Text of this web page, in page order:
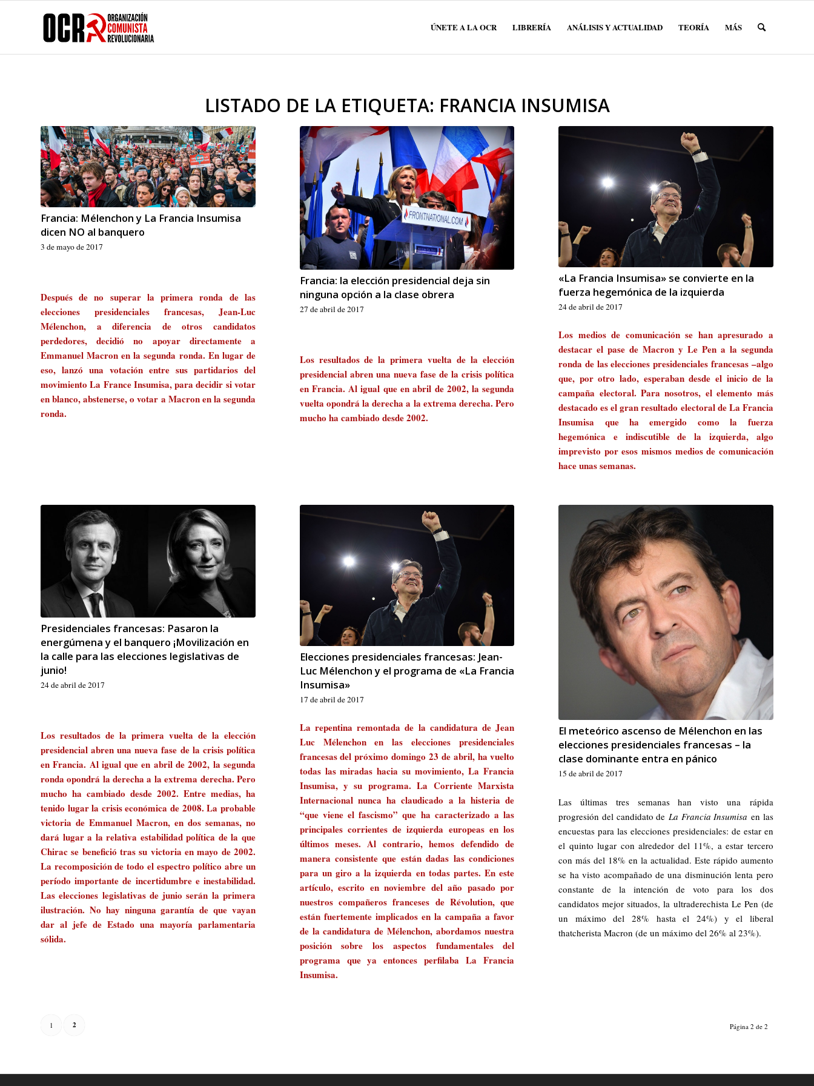
ÚNETE A LA OCR LIBRERÍA ANÁLISIS Y ACTUALIDAD TEORÍA MÁS
LISTADO DE LA ETIQUETA: FRANCIA INSUMISA
Francia: Mélenchon y La Francia Insumisa
dicen NO al banquero
3 de mayo de 2017
Después de no superar la primera ronda de las
elecciones presidenciales francesas, Jean-Luc
Mélenchon, a diferencia de otros candidatos
perdedores, decidió no apoyar directamente a
Emmanuel Macron en la segunda ronda. En lugar de
eso, lanzó una votación entre sus partidarios del
movimiento La France Insumisa, para decidir si votar
en blanco, abstenerse, o votar a Macron en la segunda
ronda.
Francia: la elección presidencial deja sin
ninguna opción a la clase obrera
27 de abril de 2017
Los resultados de la primera vuelta de la elección
presidencial abren una nueva fase de la crisis política
en Francia. Al igual que en abril de 2002, la segunda
vuelta opondrá la derecha a la extrema derecha. Pero
mucho ha cambiado desde 2002.
«La Francia Insumisa» se convierte en la
fuerza hegemónica de la izquierda
24 de abril de 2017
Los medios de comunicación se han apresurado a
destacar el pase de Macron y Le Pen a la segunda
ronda de las elecciones presidenciales francesas –algo
que, por otro lado, esperaban desde el inicio de la
campaña electoral. Para nosotros, el elemento más
destacado es el gran resultado electoral de La Francia
Insumisa que ha emergido como la fuerza
hegemónica e indiscutible de la izquierda, algo
imprevisto por esos mismos medios de comunicación
hace unas semanas.
Presidenciales francesas: Pasaron la
energúmena y el banquero ¡Movilización en
la calle para las elecciones legislativas de
junio!
24 de abril de 2017
Los resultados de la primera vuelta de la elección
presidencial abren una nueva fase de la crisis política
en Francia. Al igual que en abril de 2002, la segunda
ronda opondrá la derecha a la extrema derecha. Pero
mucho ha cambiado desde 2002. Entre medias, ha
tenido lugar la crisis económica de 2008. La probable
victoria de Emmanuel Macron, en dos semanas, no
dará lugar a la relativa estabilidad política de la que
Chirac se benefició tras su victoria en mayo de 2002.
La recomposición de todo el espectro político abre un
período importante de incertidumbre e inestabilidad.
Las elecciones legislativas de junio serán la primera
ilustración. No hay ninguna garantía de que vayan
dar al jefe de Estado una mayoría parlamentaria
sólida.
Elecciones presidenciales francesas: Jean-
Luc Mélenchon y el programa de «La Francia
Insumisa»
17 de abril de 2017
La repentina remontada de la candidatura de Jean
Luc Mélenchon en las elecciones presidenciales
francesas del próximo domingo 23 de abril, ha vuelto
todas las miradas hacia su movimiento, La Francia
Insumisa, y su programa. La Corriente Marxista
Internacional nunca ha claudicado a la histeria de
“que viene el fascismo” que ha caracterizado a las
principales corrientes de izquierda europeas en los
últimos meses. Al contrario, hemos defendido de
manera consistente que están dadas las condiciones
para un giro a la izquierda en todas partes. En este
artículo, escrito en noviembre del año pasado por
nuestros compañeros franceses de Révolution, que
están fuertemente implicados en la campaña a favor
de la candidatura de Mélenchon, abordamos nuestra
posición sobre los aspectos fundamentales del
programa que ya entonces perfilaba La Francia
Insumisa.
El meteórico ascenso de Mélenchon en las
elecciones presidenciales francesas – la
clase dominante entra en pánico
15 de abril de 2017
Las últimas tres semanas han visto una rápida
progresión del candidato de La Francia Insumisa en las
encuestas para las elecciones presidenciales: de estar en
el quinto lugar con alrededor del 11%, a estar tercero
con más del 18% en la actualidad. Este rápido aumento
se ha visto acompañado de una disminución lenta pero
constante de la intención de voto para los dos
candidatos mejor situados, la ultraderechista Le Pen (de
un máximo del 28% hasta el 24%) y el liberal
thatcherista Macron (de un máximo del 26% al 23%).
Página 2 de 2
1 2